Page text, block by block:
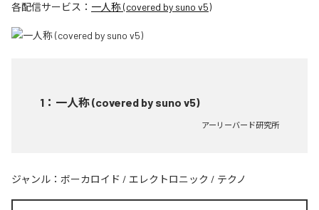
各配信サービス： 一人称 (covered by suno v5)
1 ： 一人称 (covered by suno v5)
アーリーバード研究所
ジャンル： ボーカロイド / エレクトロニック / テクノ